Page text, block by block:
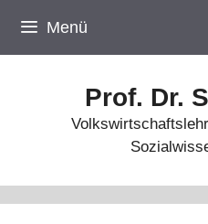
Inhalt
springen
Menü
Prof. Dr.